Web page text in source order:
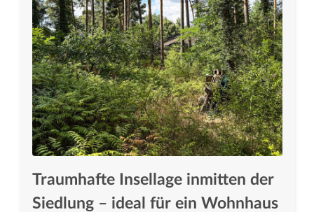
Traumhafte Insellage inmitten der
Siedlung – ideal für ein Wohnhaus